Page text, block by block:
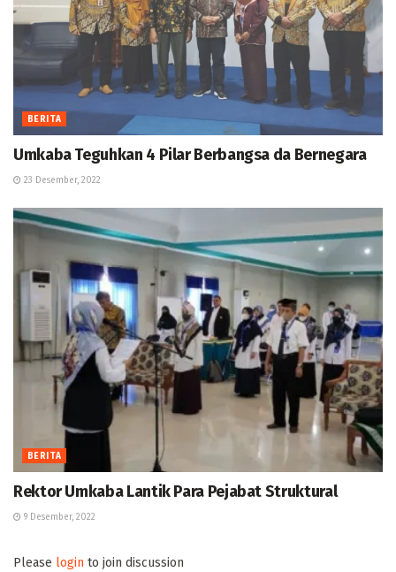
BERITA
Umkaba Teguhkan 4 Pilar Berbangsa da Bernegara
23 Desember, 2022
BERITA
Rektor Umkaba Lantik Para Pejabat Struktural
9 Desember, 2022
Please login to join discussion